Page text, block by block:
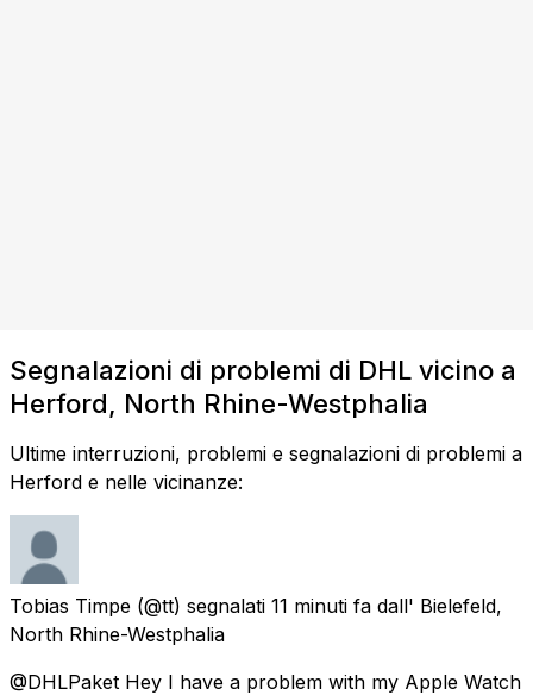
Segnalazioni di problemi di DHL vicino a
Herford, North Rhine-Westphalia
Ultime interruzioni, problemi e segnalazioni di problemi a
Herford e nelle vicinanze:
Tobias Timpe (@tt) segnalati 11 minuti fa dall' Bielefeld,
North Rhine-Westphalia
@DHLPaket Hey I have a problem with my Apple Watch